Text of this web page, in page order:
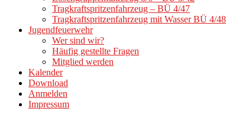
Tragkraftspritzenfahrzeug – BÜ 4/47
Tragkraftspritzenfahrzeug mit Wasser BÜ 4/48
Jugendfeuerwehr
Wer sind wir?
Häufig gestellte Fragen
Mitglied werden
Kalender
Download
Anmelden
Impressum